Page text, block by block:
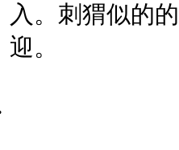
入。刺猬似的
迎。